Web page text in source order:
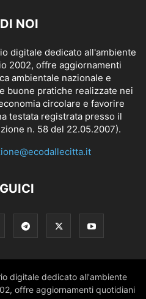
NOI
digitale dedicato all'ambiente
2002, offre aggiornamenti
ambientale nazionale e
buone pratiche realizzate nei
circolare e favorire
testata registrata presso il
n. 58 del 22.05.2007).
digitale dedicato all'ambiente
offre aggiornamenti quotidiani